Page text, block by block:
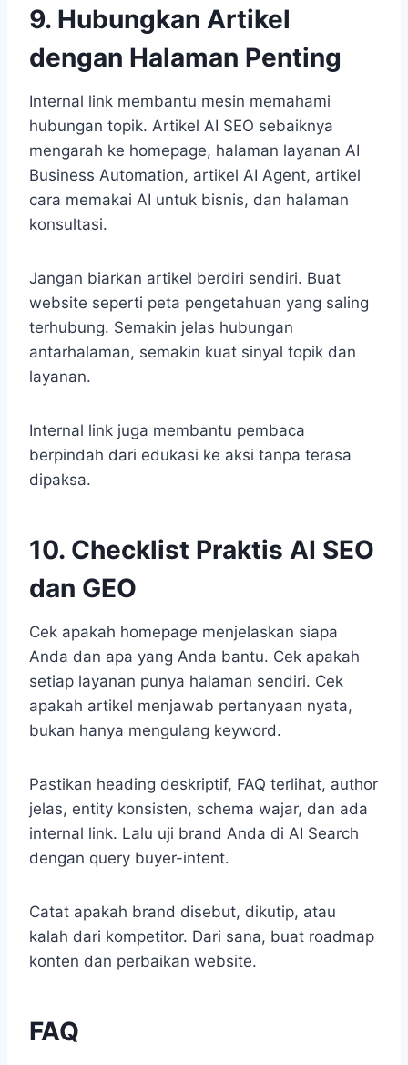
9. Hubungkan Artikel
dengan Halaman Penting
Internal link membantu mesin memahami
hubungan topik. Artikel AI SEO sebaiknya
mengarah ke homepage, halaman layanan AI
Business Automation, artikel AI Agent, artikel
cara memakai AI untuk bisnis, dan halaman
konsultasi.
Jangan biarkan artikel berdiri sendiri. Buat
website seperti peta pengetahuan yang saling
terhubung. Semakin jelas hubungan
antarhalaman, semakin kuat sinyal topik dan
layanan.
Internal link juga membantu pembaca
berpindah dari edukasi ke aksi tanpa terasa
dipaksa.
10. Checklist Praktis AI SEO
dan GEO
Cek apakah homepage menjelaskan siapa
Anda dan apa yang Anda bantu. Cek apakah
setiap layanan punya halaman sendiri. Cek
apakah artikel menjawab pertanyaan nyata,
bukan hanya mengulang keyword.
Pastikan heading deskriptif, FAQ terlihat, author
jelas, entity konsisten, schema wajar, dan ada
internal link. Lalu uji brand Anda di AI Search
dengan query buyer-intent.
Catat apakah brand disebut, dikutip, atau
kalah dari kompetitor. Dari sana, buat roadmap
konten dan perbaikan website.
FAQ